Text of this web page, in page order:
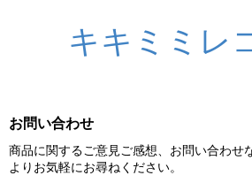
キキミミレ
お問い合わせ
商品に関するご意見ご感想、お問い合わせ
よりお気軽にお尋ねください。